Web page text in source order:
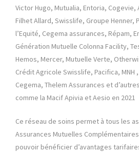
Victor Hugo, Mutualia, Entoria, Cogevie,
Filhet Allard, Swisslife, Groupe Henner,
l’Equité, Cegema assurances, Répam,
Génération Mutuelle Colonna Facility,
Hemos, Mercer, Mutuelle Verte,
Crédit Agricole Swisslife, Pacifica, MNH
Cegema, Thelem Assurances et
comme la Macif Apivia et Aesio en 2021
Ce réseau de soins permet à tous les
Assurances Mutuelles
pouvoir bénéficier d’avantages